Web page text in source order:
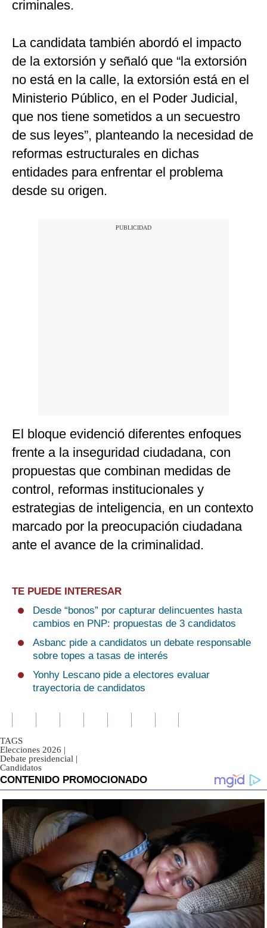
criminales.
La candidata también abordó el impacto
de la extorsión y señaló que “la extorsión
no está en la calle, la extorsión está en el
Ministerio Público, en el Poder Judicial,
que nos tiene sometidos a un secuestro
de sus leyes”, planteando la necesidad de
reformas estructurales en dichas
entidades para enfrentar el problema
desde su origen.
El bloque evidenció diferentes enfoques
frente a la inseguridad ciudadana, con
propuestas que combinan medidas de
control, reformas institucionales y
estrategias de inteligencia, en un contexto
marcado por la preocupación ciudadana
ante el avance de la criminalidad.
TE PUEDE INTERESAR
Desde “bonos” por capturar delincuentes hasta
cambios en PNP: propuestas de 3 candidatos
Asbanc pide a candidatos un debate responsable
sobre topes a tasas de interés
Yonhy Lescano pide a electores evaluar
trayectoria de candidatos
TAGS
Elecciones 2026 |
Debate presidencial |
Candidatos